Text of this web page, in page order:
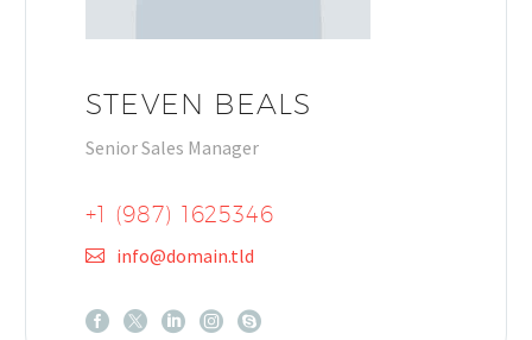
STEVEN BEALS
Senior Sales Manager
+1 (987) 1625346
info@domain.tld